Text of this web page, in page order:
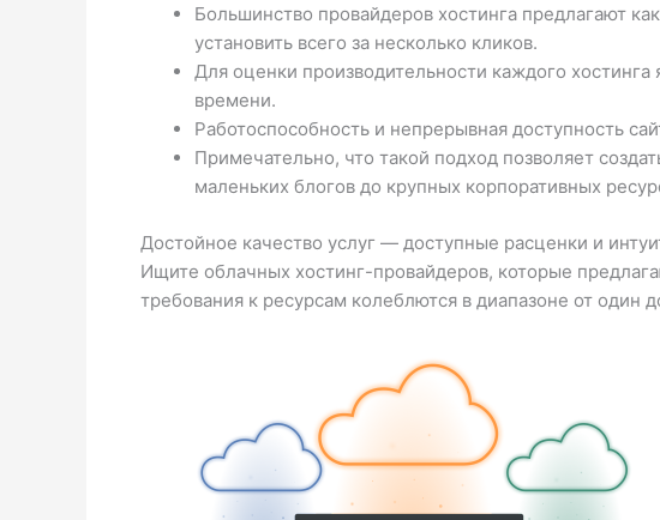
Большинство провайдеров хостинга предлагают
установить всего за несколько кликов.
Для оценки производительности каждого
времени.
Работоспособность и непрерывная доступность
Примечательно, что такой подход позволяет
маленьких блогов до крупных корпоративных
Достойное качество услуг — доступные расценки и
Ищите облачных хостинг-провайдеров, которые
требования к ресурсам колеблются в диапазоне от один